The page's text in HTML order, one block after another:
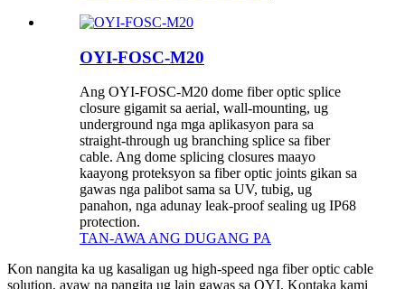
OYI-FOSC-M20
Ang OYI-FOSC-M20 dome fiber optic splice
closure gigamit sa aerial, wall-mounting, ug
underground nga mga aplikasyon para sa
straight-through ug branching splice sa fiber
cable. Ang dome splicing closures maayo
kaayong proteksyon sa fiber optic joints gikan sa
gawas nga palibot sama sa UV, tubig, ug
panahon, nga adunay leak-proof sealing ug IP68
protection.
TAN-AWA ANG DUGANG PA
Kon nangita ka ug kasaligan ug high-speed nga fiber optic cable
solution, ayaw na pangita ug lain gawas sa OYI. Kontaka kami